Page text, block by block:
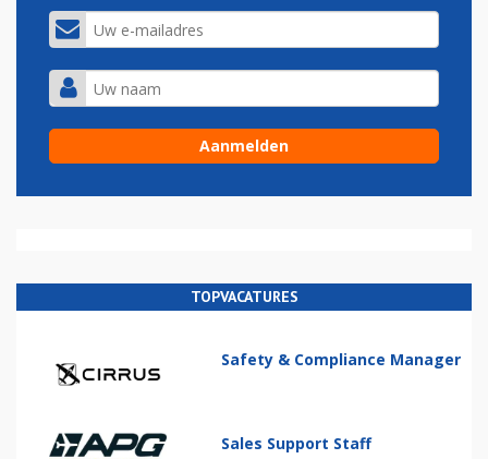
TOPVACATURES
Safety & Compliance Manager
Sales Support Staff